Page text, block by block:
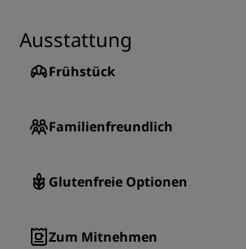
Ausstattung
Frühstück
Familienfreundlich
Glutenfreie Optionen
Zum Mitnehmen